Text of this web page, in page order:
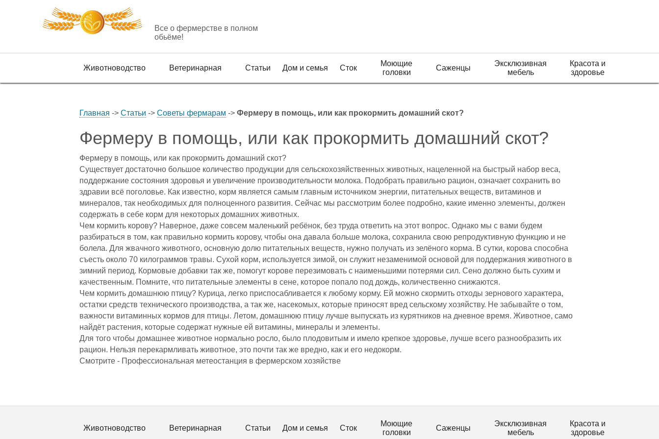
Все о фермерстве в полном
обьёме!
Животноводство Ветеринарная Статьи Дом и семья Сток
Моющие
головки
Саженцы
Эксклюзивная
мебель
Красота и
здоровье
Главная -> Статьи -> Советы фермарам -> Фермеру в помощь, или как прокормить домашний скот?
Фермеру в помощь, или как прокормить домашний скот?
Фермеру в помощь, или как прокормить домашний скот?
Существует достаточно большое количество продукции для сельскохозяйственных животных, нацеленной на быстрый набор веса,
поддержание состояния здоровья и увеличение производительности молока. Подобрать правильно рацион, означает сохранить во
здравии всё поголовье. Как известно, корм является самым главным источником энергии, питательных веществ, витаминов и
минералов, так необходимых для полноценного развития. Сейчас мы рассмотрим более подробно, какие именно элементы, должен
содержать в себе корм для некоторых домашних животных.
Чем кормить корову? Наверное, даже совсем маленький ребёнок, без труда ответить на этот вопрос. Однако мы с вами будем
разбираться в том, как правильно кормить корову, чтобы она давала больше молока, сохранила свою репродуктивную функцию и не
болела. Для жвачного животного, основную долю питательных веществ, нужно получать из зелёного корма. В сутки, корова способна
съесть около 70 килограммов травы. Сухой корм, используется зимой, он служит незаменимой основой для поддержания животного в
зимний период. Кормовые добавки так же, помогут корове перезимовать с наименьшими потерями сил. Сено должно быть сухим и
качественным. Помните, что питательные элементы в сене, которое попало под дождь, количественно снижаются.
Чем кормить домашнюю птицу? Курица, легко приспосабливается к любому корму. Ей можно скормить отходы зернового характера,
остатки средств технического производства, а так же, насекомых, которые приносят вред сельскому хозяйству. Не забывайте о том,
важности витаминных кормов для птицы. Летом, домашнюю птицу лучше выпускать из курятников на дневное время. Животное, само
найдёт растения, которые содержат нужные ей витамины, минералы и элементы.
Для того чтобы домашнее животное нормально росло, было плодовитым и имело крепкое здоровье, лучше всего разнообразить их
рацион. Нельзя перекармливать животное, это почти так же вредно, как и его недокорм.
Смотрите - Профессиональная метеостанция в фермерском хозяйстве
Животноводство Ветеринарная Статьи Дом и семья Сток
Моющие
головки
Саженцы
Эксклюзивная
мебель
Красота и
здоровье